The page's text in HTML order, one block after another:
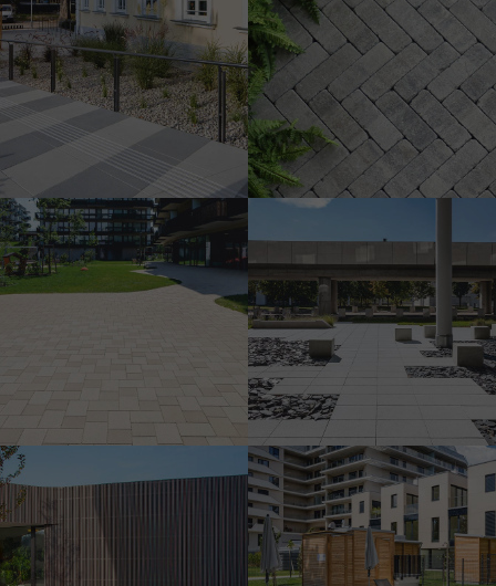
Grado szalagkő
In der Wiesen Süd, Bécs
Vorgartenstr. 204/Messe
Carree, Bécs
Scheiblingkircheni
egészségügyi központ
Pfarrwiesengasse 23, Wien –
a Buwog Group projektje